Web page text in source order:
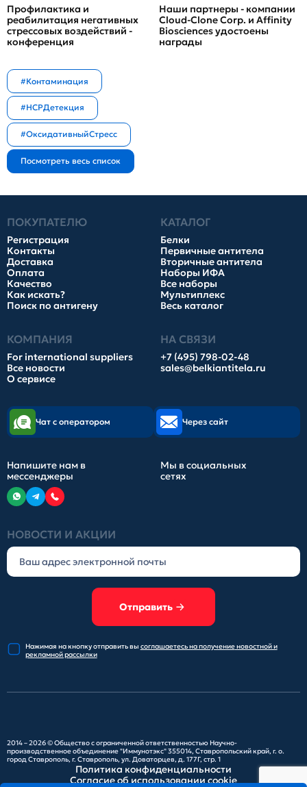
Профилактика и
реабилитация негативных
стрессовых воздействий -
конференция
Наши партнеры - компании
Cloud-Clone Corp. и Affinity
Biosciences удостоены
награды
#Контаминация
#HCPДетекция
#ОксидативныйСтресс
ПОКУПАТЕЛЮ
Регистрация
Контакты
Доставка
Оплата
Качество
Как искать?
Поиск по антигену
КАТАЛОГ
Белки
Первичные антитела
Вторичные антитела
Наборы ИФА
Все наборы
Мультиплекс
Весь каталог
КОМПАНИЯ
For international suppliers
Все новости
О сервисе
НА СВЯЗИ
+7 (495) 798-02-48
sales@belkiantitela.ru
НОВОСТИ И АКЦИИ
Отправить
Нажимая на кнопку отправитьвы соглашаетесь на получениеновостной и
рекламной рассылки
Чат с оператором Через сайт
Напишите нам в
мессенджеры
Мы в социальных
сетях
2014 – 2026 ©Общество с ограниченной ответственностью Научно-
производственное объединение "Иммунотэкс"355014, Ставропольский край, г. о.
город Ставрополь, г. Ставрополь, ул. Доваторцев, д. 177Г, стр. 1
Политика конфиденциальности
Согласие об использовании cookie